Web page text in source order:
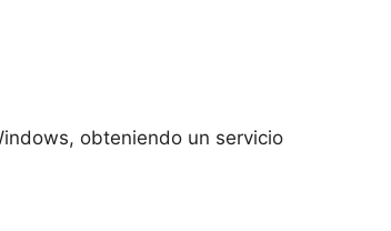
obteniendo un servicio